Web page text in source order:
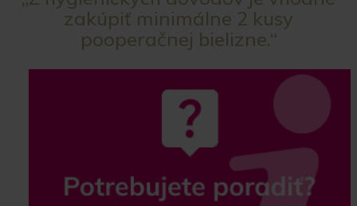
zakúpiť minimálne 2 kusy
pooperačnej bielizne.“